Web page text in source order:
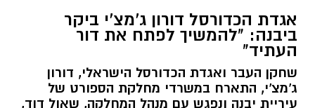
אגדת הכדורסל דורון ג'מצ'י ביקר
ביבנה: "להמשיך לפתח את דור
העתיד"
שחקן העבר ואגדת הכדורסל הישראלי, דורון
ג'מצ'י, התארח במשרדי מחלקת הספורט של
עיריית יבנה ונפגש עם מנהל המחלקה, שאול דוד,